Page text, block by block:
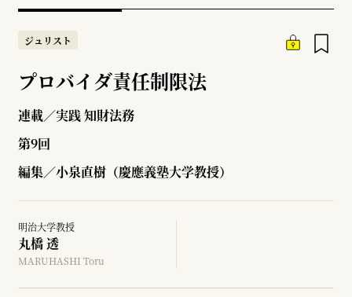
ジュリスト
プロバイダ責任制限法
連載／実践 知財法務
第9回
編集／小泉直樹（慶應義塾大学教授）
明治大学教授
丸橋 透
MARUHASHI Toru